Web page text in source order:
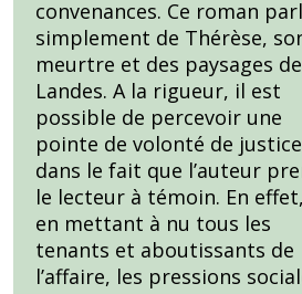
convenances. Ce roman
simplement de Thérèse,
meurtre et des paysages
Landes. A la rigueur, il est
possible de percevoir une
pointe de volonté de justice
dans le fait que l’auteur
le lecteur à témoin. En effet,
en mettant à nu tous les
tenants et aboutissants de
l’affaire, les pressions